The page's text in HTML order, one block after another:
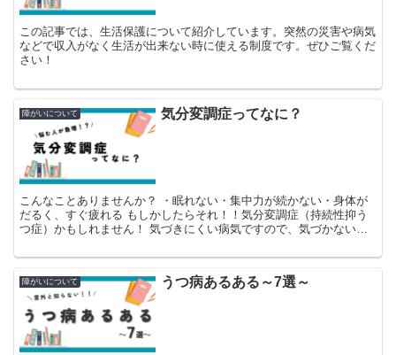
この記事では、生活保護について紹介しています。突然の災害や病気
などで収入がなく生活が出来ない時に使える制度です。ぜひご覧くだ
さい！
障がいについて 気分変調症ってなに？
こんなことありませんか？ ・眠れない・集中力が続かない・身体が
だるく、すぐ疲れる もしかしたらそれ！！気分変調症（持続性抑う
つ症）かもしれません！ 気づきにくい病気ですので、気づかないう
障がいについて うつ病あるある～7選～